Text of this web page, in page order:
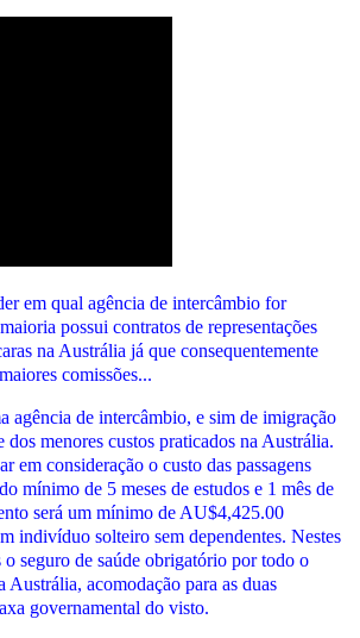
em qual agência de intercâmbio for
possui contratos de representações
na Austrália já que consequentemente
comissões...
agência de intercâmbio, e sim de imigração
menores custos praticados na Austrália.
em consideração o custo das passagens
mínimo de 5 meses de estudos e 1 mês de
será um mínimo de AU$4,425.00
indivíduo solteiro sem dependentes. Nestes
o seguro de saúde obrigatório por todo o
Austrália, acomodação para as duas
governamental do visto.